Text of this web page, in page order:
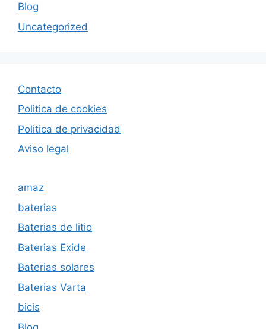
Blog
Uncategorized
Contacto
Politica de cookies
Politica de privacidad
Aviso legal
amaz
baterias
Baterias de litio
Baterias Exide
Baterias solares
Baterias Varta
bicis